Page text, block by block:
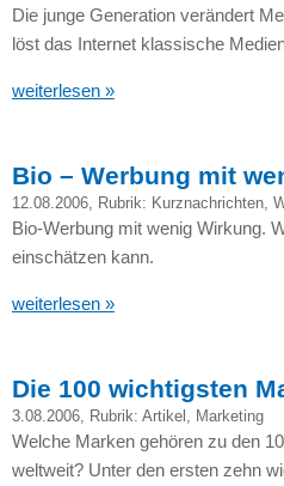
Die junge Generation verändert
löst das Internet klassische
weiterlesen »
Bio – Werbung mit
12.08.2006, Rubrik: Kurznachrichten,
Bio-Werbung mit wenig Wirkung.
einschätzen kann.
weiterlesen »
Die 100 wichtigsten
3.08.2006, Rubrik: Artikel Marketing
Welche Marken gehören zu den
weltweit? Unter den ersten zehn